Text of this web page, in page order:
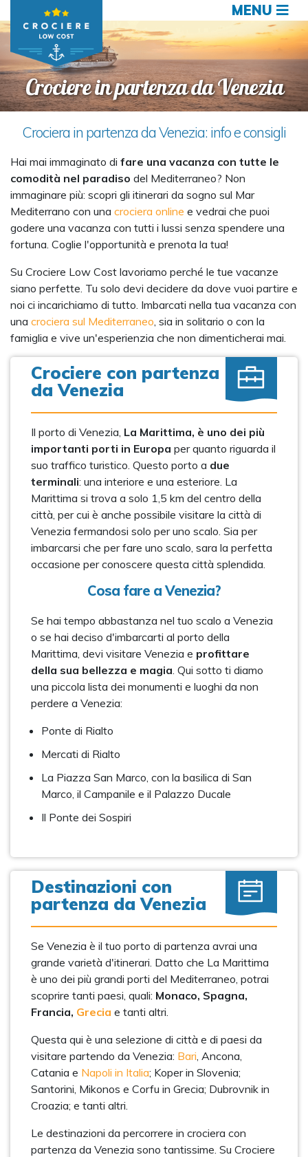
MENU
Crociere in partenza da Venezia
Crociera in partenza da Venezia: info e consigli
Hai mai immaginato di fare una vacanza con tutte le
comodità nel paradiso del Mediterraneo? Non
immaginare più: scopri gli itinerari da sogno sul Mar
Mediterrano con una crociera online e vedrai che puoi
godere una vacanza con tutti i lussi senza spendere una
fortuna. Coglie l'opportunità e prenota la tua!
Su Crociere Low Cost lavoriamo perché le tue vacanze
siano perfette. Tu solo devi decidere da dove vuoi partire e
noi ci incarichiamo di tutto. Imbarcati nella tua vacanza con
una crociera sul Mediterraneo, sia in solitario o con la
famiglia e vive un'esperienzia che non dimenticherai mai.
Crociere con partenza
da Venezia
Il porto di Venezia, La Marittima, è uno dei più
importanti porti in Europa per quanto riguarda il
suo traffico turistico. Questo porto a due
terminali: una interiore e una esteriore. La
Marittima si trova a solo 1,5 km del centro della
città, per cui è anche possibile visitare la città di
Venezia fermandosi solo per uno scalo. Sia per
imbarcarsi che per fare uno scalo, sara la perfetta
occasione per conoscere questa città splendida.
Cosa fare a Venezia?
Se hai tempo abbastanza nel tuo scalo a Venezia
o se hai deciso d'imbarcarti al porto della
Marittima, devi visitare Venezia e profittare
della sua bellezza e magia. Qui sotto ti diamo
una piccola lista dei monumenti e luoghi da non
perdere a Venezia:
Ponte di Rialto
Mercati di Rialto
La Piazza San Marco, con la basilica di San
Marco, il Campanile e il Palazzo Ducale
Il Ponte dei Sospiri
Destinazioni con
partenza da Venezia
Se Venezia è il tuo porto di partenza avrai una
grande varietà d'itinerari. Datto che La Marittima
è uno dei più grandi porti del Mediterraneo, potrai
scoprire tanti paesi, quali: Monaco, Spagna,
Francia, Grecia e tanti altri.
Questa qui è una selezione di città e di paesi da
visitare partendo da Venezia: Bari, Ancona,
Catania e Napoli in Italia; Koper in Slovenia;
Santorini, Mikonos e Corfu in Grecia; Dubrovnik in
Croazia; e tanti altri.
Le destinazioni da percorrere in crociera con
partenza da Venezia sono tantissime. Su Crociere